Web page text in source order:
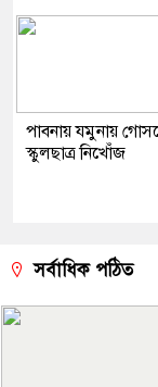
পাবনায় যমুনায়
স্কুলছাত্র নিখোঁজ
সর্বাধিক পঠিত